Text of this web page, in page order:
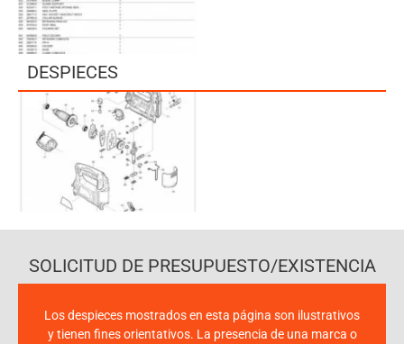
DESPIECES
SOLICITUD DE PRESUPUESTO/EXISTENCIA
Los despieces mostrados en esta página son ilustrativos
y tienen fines orientativos. La presencia de una marca o